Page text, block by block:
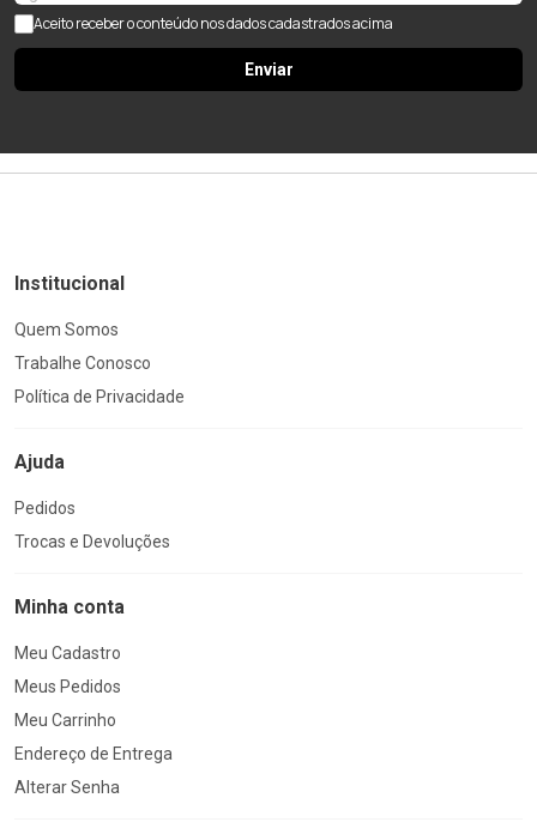
Aceito receber o conteúdo nos dados cadastrados acima
Enviar
Institucional
Quem Somos
Trabalhe Conosco
Política de Privacidade
Ajuda
Pedidos
Trocas e Devoluções
Minha conta
Meu Cadastro
Meus Pedidos
Meu Carrinho
Endereço de Entrega
Alterar Senha